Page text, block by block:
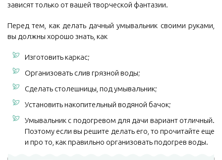
зависят только от вашей творческой фантазии.
Перед тем, как делать дачный умывальник своими руками,
вы должны хорошо знать, как
Изготовить каркас;
Организовать слив грязной воды;
Сделать столешницы, под умывальник;
Установить накопительный водяной бачок;
Умывальник с подогревом для дачи вариант отличный.
Поэтому если вы решите делать его, то прочитайте еще
и про то, как правильно организовать подогрев воды.